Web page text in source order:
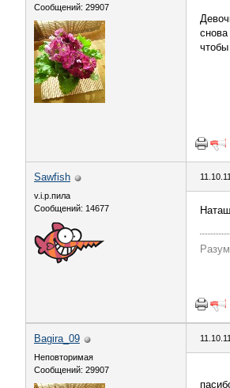
Сообщений: 29907
Sawfish
v.i.p.пила
Сообщений: 14677
Bagira_09
Неповторимая
Сообщений: 29907